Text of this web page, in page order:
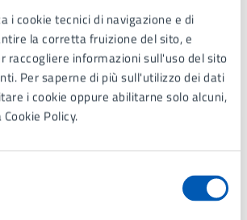
i cookie tecnici di navigazione e di
la corretta fruizione del sito, e
raccogliere informazioni sull'uso del sito
Per saperne di più sull'utilizzo dei dati
i cookie oppure abilitarne solo alcuni,
Policy.